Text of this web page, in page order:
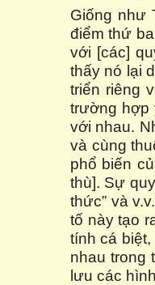
Giống như
điểm thứ
với [các]
thấy nó lại
triển riêng
trường hợp
với nhau.
và cùng
phổ biến
thù]. Sự
thức” và
tố này tạo
tính cá
nhau trong
lưu các